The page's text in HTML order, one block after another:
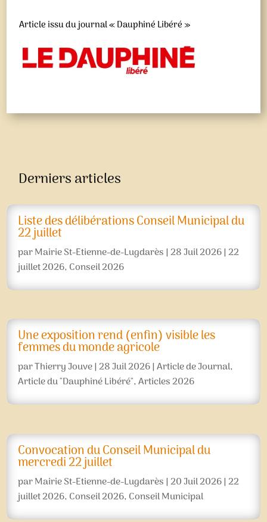
Article issu du journal « Dauphiné Libéré »
Derniers articles
Liste des délibérations Conseil Municipal du
22 juillet
parMairie St-Etienne-de-Lugdarès|28 Juil 2026|22
juillet 2026, Conseil 2026
Une exposition rend (enfin) visible les
femmes du monde agricole
parThierry Jouve|28 Juil 2026|Article de Journal,
Article du "Dauphiné Libéré",Articles 2026
Convocation du Conseil Municipal du
mercredi 22 juillet
parMairie St-Etienne-de-Lugdarès|20 Juil 2026|22
juillet 2026, Conseil 2026, Conseil Municipal